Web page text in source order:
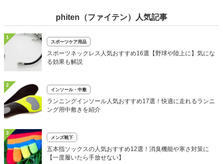
phiten（ファイテン）人気記事
1
スポーツケア用品
スポーツネックレス人気おすすめ16選【野球や陸上に】気にな
る効果も解説
2
インソール・中敷
ランニングインソール人気おすすめ17選！快適に走れるランニ
ング用中敷きを紹介
3
メンズ靴下
五本指ソックスの人気おすすめ12選！消臭機能や寒さ対策に
【一度履いたら手放せない】